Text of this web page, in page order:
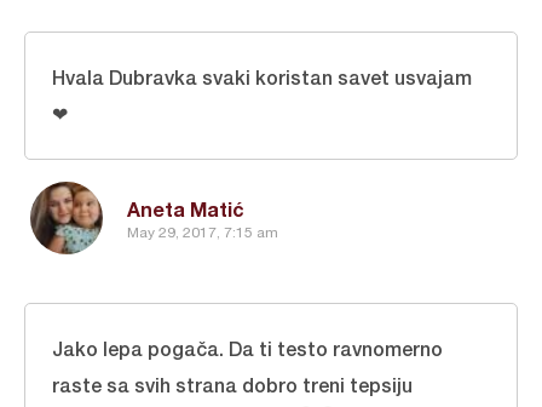
Aneta Matić
May 29, 2017, 7:15 am
Hvala Dubravka svaki koristan savet usvajam
❤
Jako lepa pogača. Da ti testo ravnomerno
raste sa svih strana dobro treni tepsiju